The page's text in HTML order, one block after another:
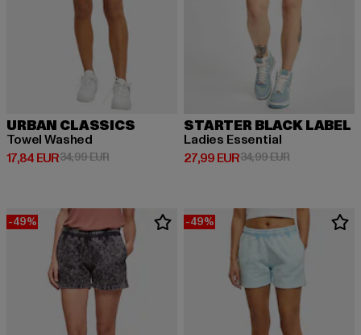
URBAN CLASSICS
Towel Washed
17,84 EUR
Derzeitiger Preis: 17,84 EUR
34,99 EURAktionspreis: 34,99 EUR
STARTER BLACK LABEL
Ladies Essential
27,99 EUR
Derzeitiger Preis: 27,99 EUR
34,99 EURAktionspreis:
-49% -49%